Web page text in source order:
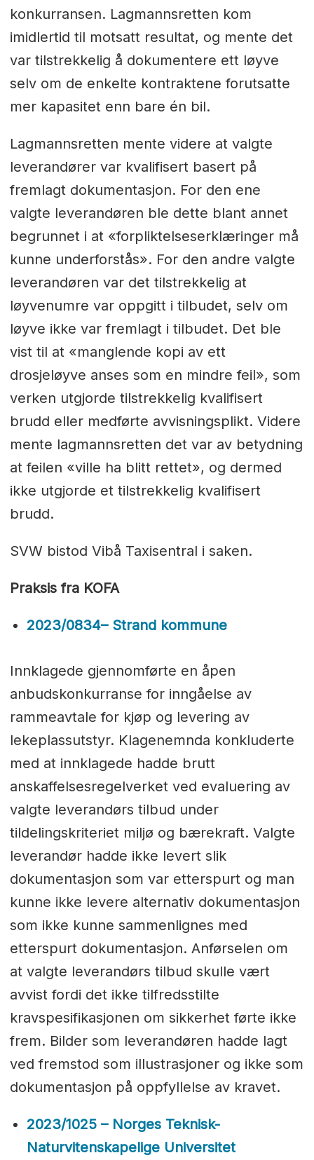
konkurransen. Lagmannsretten kom
imidlertid til motsatt resultat, og mente det
var tilstrekkelig å dokumentere ett løyve
selv om de enkelte kontraktene forutsatte
mer kapasitet enn bare én bil.
Lagmannsretten mente videre at valgte
leverandører var kvalifisert basert på
fremlagt dokumentasjon. For den ene
valgte leverandøren ble dette blant annet
begrunnet i at «forpliktelseserklæringer må
kunne underforstås». For den andre valgte
leverandøren var det tilstrekkelig at
løyvenumre var oppgitt i tilbudet, selv om
løyve ikke var fremlagt i tilbudet. Det ble
vist til at «manglende kopi av ett
drosjeløyve anses som en mindre feil», som
verken utgjorde tilstrekkelig kvalifisert
brudd eller medførte avvisningsplikt. Videre
mente lagmannsretten det var av betydning
at feilen «ville ha blitt rettet», og dermed
ikke utgjorde et tilstrekkelig kvalifisert
brudd.
SVW bistod Vibå Taxisentral i saken.
Praksis fra KOFA
2023/0834– Strand kommune
Innklagede gjennomførte en åpen
anbudskonkurranse for inngåelse av
rammeavtale for kjøp og levering av
lekeplassutstyr. Klagenemnda konkluderte
med at innklagede hadde brutt
anskaffelsesregelverket ved evaluering av
valgte leverandørs tilbud under
tildelingskriteriet miljø og bærekraft. Valgte
leverandør hadde ikke levert slik
dokumentasjon som var etterspurt og man
kunne ikke levere alternativ dokumentasjon
som ikke kunne sammenlignes med
etterspurt dokumentasjon. Anførselen om
at valgte leverandørs tilbud skulle vært
avvist fordi det ikke tilfredsstilte
kravspesifikasjonen om sikkerhet førte ikke
frem. Bilder som leverandøren hadde lagt
ved fremstod som illustrasjoner og ikke som
dokumentasjon på oppfyllelse av kravet.
2023/1025 – Norges Teknisk-
Naturvitenskapelige Universitet